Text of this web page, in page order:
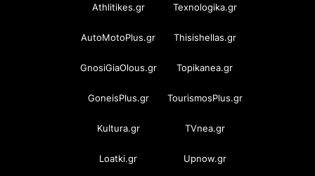
Athlitikes.gr Texnologika.gr
AutoMotoPlus.gr Thisishellas.gr
GnosiGiaOlous.gr Topikanea.gr
GoneisPlus.gr TourismosPlus.gr
Kultura.gr TVnea.gr
Loatki.gr Upnow.gr